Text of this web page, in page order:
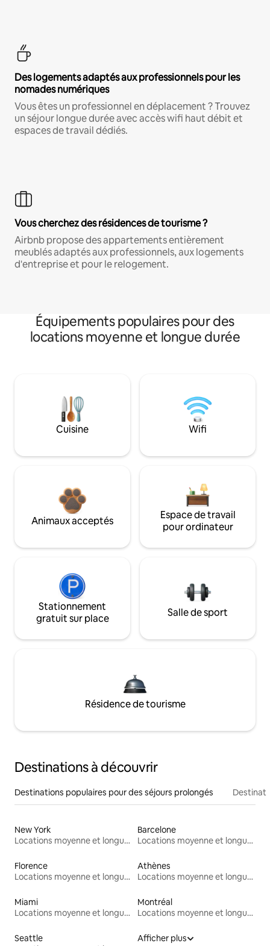
Des logements adaptés aux professionnels pour les
nomades numériques
Vous êtes un professionnel en déplacement ? Trouvez
un séjour longue durée avec accès wifi haut débit et
espaces de travail dédiés.
Vous cherchez des résidences de tourisme ?
Airbnb propose des appartements entièrement
meublés adaptés aux professionnels, aux logements
d'entreprise et pour le relogement.
Équipements populaires pour des
locations moyenne et longue durée
Cuisine Wifi
Animaux acceptés
Espace de travail
pour ordinateur
Stationnement
gratuit sur place
Salle de sport
Résidence de tourisme
Destinations à découvrir
Destinations populaires pour des séjours prolongés
New York
Locations moyenne et longue durée
Barcelone
Locations moyenne et longue durée
Florence
Locations moyenne et longue durée
Athènes
Locations moyenne et longue durée
Miami
Locations moyenne et longue durée
Montréal
Locations moyenne et longue durée
Seattle
Afficher plus